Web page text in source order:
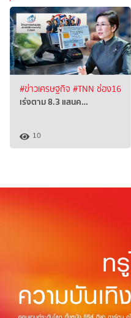
#ข่าวเศรษฐกิจ #TNN ช่อง16
เร่งตาม 8.3 แสนค…
10